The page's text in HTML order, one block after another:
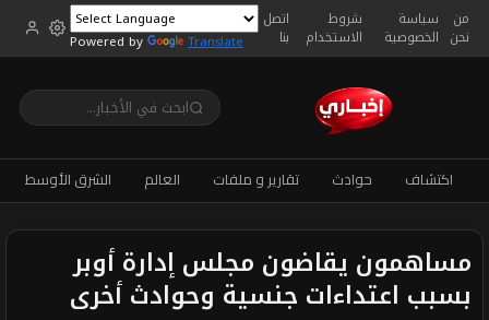
من
نحن
سياسة
الخصوصية
شروط
الاستخدام
اتصل
بنا Powered by Translate
اكتشاف حوادث تقارير و ملفات العالم الشرق الأوسط
مساهمون يقاضون مجلس إدارة أوبر
بسبب اعتداءات جنسية وحوادث أخرى